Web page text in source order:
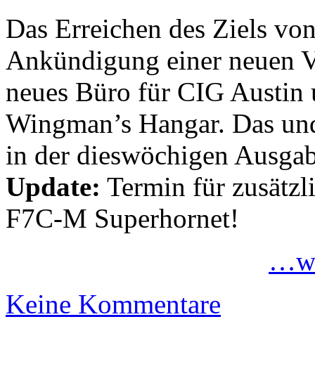
Das Erreichen des Ziels
Ankündigung einer neuen
neues Büro für CIG Austin
Wingman’s Hangar. Das
in der dieswöchigen
Update: Termin für
F7C-M Superhornet!
Keine Kommentare